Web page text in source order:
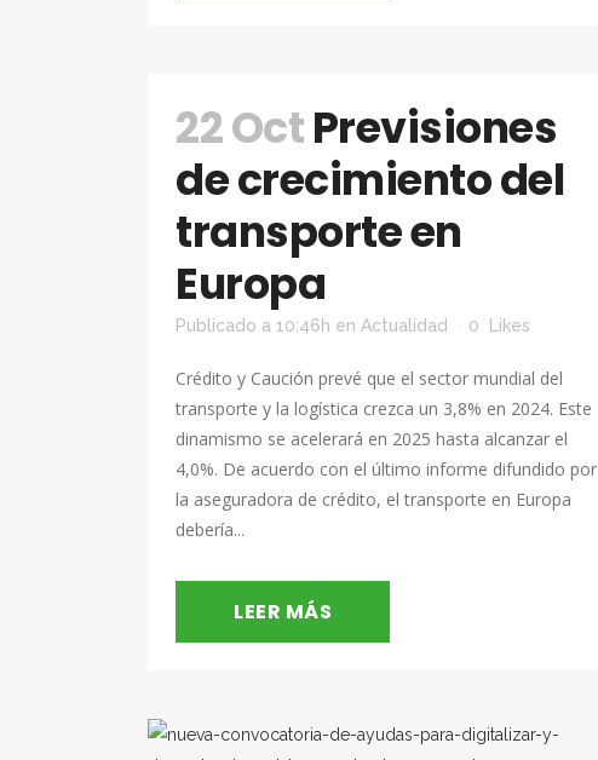
22 OctPrevisiones
de crecimiento del
transporte en
Europa
Publicado a 10:46h en Actualidad 0 Likes
Crédito y Caución prevé que el sector mundial del
transporte y la logística crezca un 3,8% en 2024. Este
dinamismo se acelerará en 2025 hasta alcanzar el
4,0%. De acuerdo con el último informe difundido por
la aseguradora de crédito, el transporte en Europa
debería...
LEER MÁS